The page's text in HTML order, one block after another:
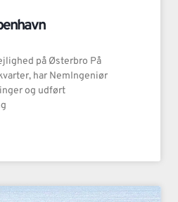
på Østerbro På
har NemIngeniør
og udført